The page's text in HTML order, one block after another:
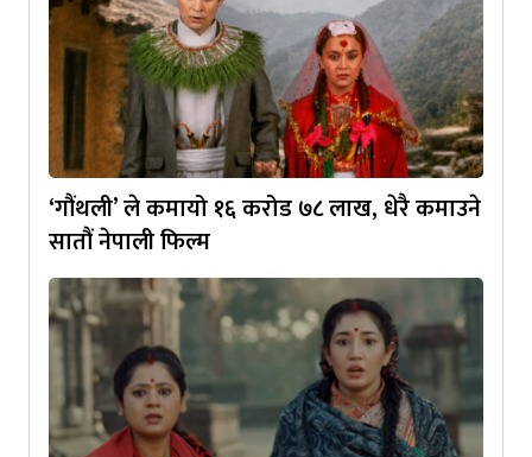
‘गौंथली’ ले कमायो १६ करोड ७८ लाख, धेरै कमाउने
सातौं नेपाली फिल्म